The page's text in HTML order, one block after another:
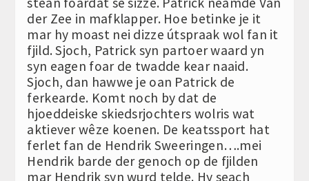
der Zee in mafklapper. Hoe betinke je it
mar hy moast nei dizze útspraak wol fan it
fjild. Sjoch, Patrick syn partoer waard yn
syn eagen foar de twadde kear naaid.
Sjoch, dan hawwe je oan Patrick de
ferkearde. Komt noch by dat de
hjoeddeiske skiedsrjochters wolris wat
aktiever wêze koenen. De keatssport hat
ferlet fan de Hendrik Sweeringen….mei
Hendrik barde der genoch op de fjilden
mar Hendrik syn wurd telde. Hy seach